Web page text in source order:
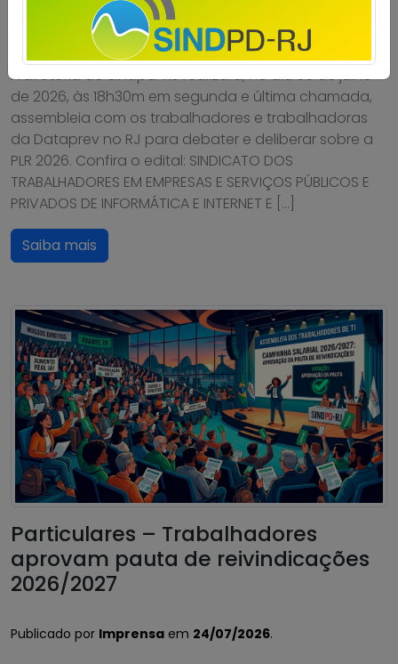
Publicado por Imprensaem27/07/2026
A diretoria do Sindpd-RJ realizará, no dia 30 de julho
de 2026, às 18h30m em segunda e última chamada,
assembleia com os trabalhadores e trabalhadoras
da Dataprev no RJ para debater e deliberar sobre a
PLR 2026. Confira o edital: SINDICATO DOS
TRABALHADORES EM EMPRESAS E SERVIÇOS PÚBLICOS E
PRIVADOS DE INFORMÁTICA E INTERNET E […]
Saiba mais
Particulares – Trabalhadores
aprovam pauta de reivindicações
2026/2027
Publicado por Imprensa em 24/07/2026.